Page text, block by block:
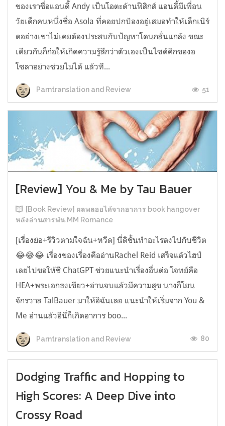
ของเราชื่อแอนดี้ Andy เป็นโอตะด้านฟิสิกส์ แอนดี้มีเพื่อน
วัยเด็กคนหนึ่งชื่อ Asola ที่คอยปกป้องอยู่เสมอทำให้เด็กเนิร์
ดอย่างเขาไม่เคยต้องประสบกับปัญหาโดนกลั่นแกล้ง ขณะ
เดียวกันก็ก่อให้เกิดความรู้สึกว่าตัวเองเป็นไซด์คิกของอ
โซลาอย่างช่วยไม่ได้ แล้วที...
Parntranslation and Review 51
[Review] You & Me by Tau Bauer
[Book Review] ผลพลอยได้จากอาการ book hangover
หลังอ่านสารพัน MM Romance
[เรื่องย่อ+รีวิวตามใจฉัน+หวีด] นี่ดิชั้นทำอะไรลงไปกับชีวิต
😂😂😂 เรื่องของเรื่องคืออ่านRachel Reid เสร็จแล้วไฮป์
เลยไปขอให้ชี ChatGPT ช่วยแนะนำเรื่องอื่นต่อ โจทย์คือ
HEA+พระเอกธงเขียว+อ่านจบแล้วมีความสุข นางก็โยน
จักรวาล TalBauer มาให้อิฉันเลย แนะนำให้เริ่มจาก You &
Me อ่านแล้วอีนี่ก็เกิดอาการ boo...
Parntranslation and Review 80
Dodging Traffic and Hopping to
High Scores: A Deep Dive into
Crossy Road